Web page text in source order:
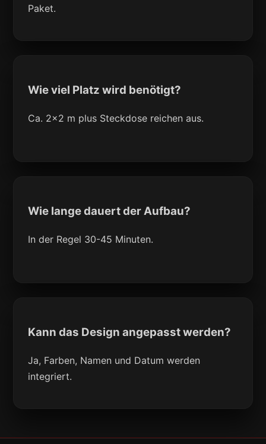
Paket.
Wie viel Platz wird benötigt?
Ca. 2x2 m plus Steckdose reichen aus.
Wie lange dauert der Aufbau?
In der Regel 30-45 Minuten.
Kann das Design angepasst werden?
Ja, Farben, Namen und Datum werden
integriert.